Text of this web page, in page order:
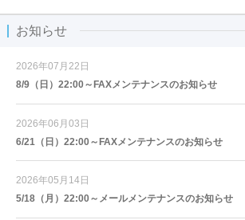
お知らせ
2026年07月22日
8/9（日）22:00～FAXメンテナンスのお知らせ
2026年06月03日
6/21（日）22:00～FAXメンテナンスのお知らせ
2026年05月14日
5/18（月）22:00～メールメンテナンスのお知らせ